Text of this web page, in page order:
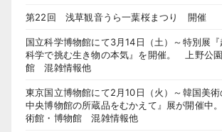
第22回 浅草観音うら一葉桜まつり 開催
国立科学博物館にて3月14日（土）～特別展
科学で挑む生き物の本気』を開催。 上野公
館 混雑情報他
東京国立博物館にて2月10日（火）～韓国美
中央博物館の所蔵品をむかえて』展が開催
術館・博物館 混雑情報他